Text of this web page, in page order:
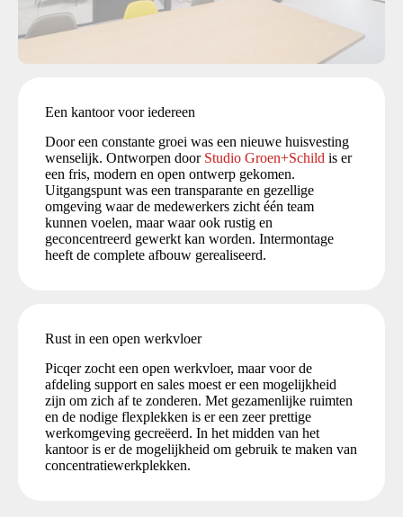
Een kantoor voor iedereen
Door een constante groei was een nieuwe huisvesting
wenselijk. Ontworpen door Studio Groen+Schild is er
een fris, modern en open ontwerp gekomen.
Uitgangspunt was een transparante en gezellige
omgeving waar de medewerkers zicht één team
kunnen voelen, maar waar ook rustig en
geconcentreerd gewerkt kan worden. Intermontage
heeft de complete afbouw gerealiseerd.
Rust in een open werkvloer
Picqer zocht een open werkvloer, maar voor de
afdeling support en sales moest er een mogelijkheid
zijn om zich af te zonderen. Met gezamenlijke ruimten
en de nodige flexplekken is er een zeer prettige
werkomgeving gecreëerd. In het midden van het
kantoor is er de mogelijkheid om gebruik te maken van
concentratiewerkplekken.